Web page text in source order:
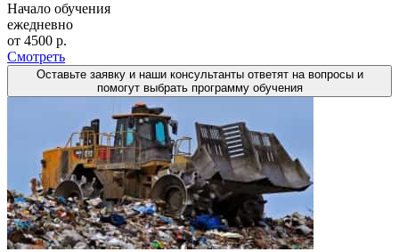
Начало обучения
ежедневно
от 4500 р.
Смотреть
Оставьте заявку и наши консультанты ответят на вопросы и
помогут выбрать программу обучения